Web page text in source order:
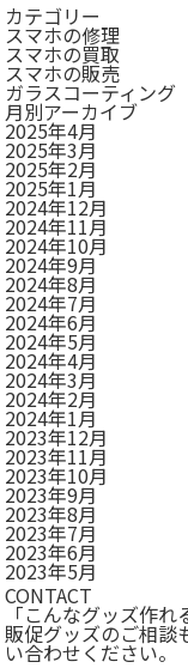
カテゴリー
スマホの修理
スマホの買取
スマホの販売
ガラスコーティング
月別アーカイブ
2025年4月
2025年3月
2025年2月
2025年1月
2024年12月
2024年11月
2024年10月
2024年9月
2024年8月
2024年7月
2024年6月
2024年5月
2024年4月
2024年3月
2024年2月
2024年1月
2023年12月
2023年11月
2023年10月
2023年9月
2023年8月
2023年7月
2023年6月
2023年5月
CONTACT
「こんなグッズ作
販促グッズのご相談
い合わせください。